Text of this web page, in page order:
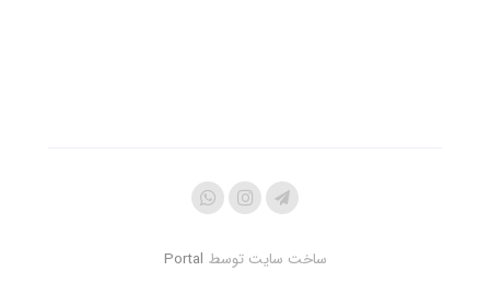
ساخت سایت توسط Portal